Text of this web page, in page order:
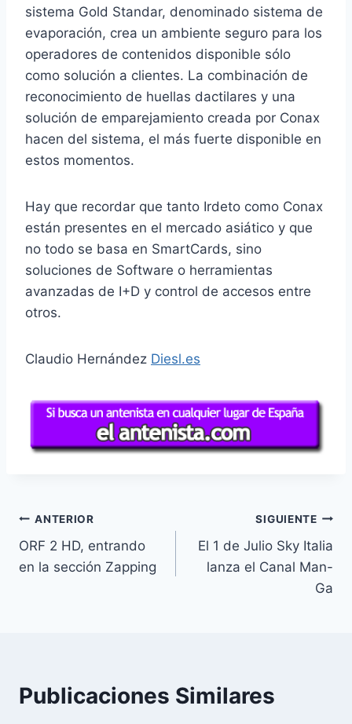
sistema Gold Standar, denominado sistema de
evaporación, crea un ambiente seguro para los
operadores de contenidos disponible sólo
como solución a clientes. La combinación de
reconocimiento de huellas dactilares y una
solución de emparejamiento creada por Conax
hacen del sistema, el más fuerte disponible en
estos momentos.
Hay que recordar que tanto Irdeto como Conax
están presentes en el mercado asiático y que
no todo se basa en SmartCards, sino
soluciones de Software o herramientas
avanzadas de I+D y control de accesos entre
otros.
Claudio Hernández Diesl.es
Navegación
de
ANTERIOR
ORF 2 HD, entrando
en la sección Zapping
SIGUIENTE
El 1 de Julio Sky Italia
lanza el Canal Man-
Ga
Publicaciones Similares